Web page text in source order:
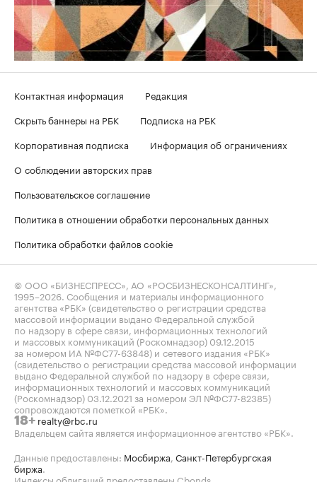
Контактная информация
Редакция
Скрыть баннеры на РБК
Подписка на РБК
Корпоративная подписка
Информация об ограничениях
О соблюдении авторских прав
Пользовательское соглашение
Политика в отношении обработки персональных данных
Политика обработки файлов cookie
© ООО «БИЗНЕСПРЕСС», АО «РОСБИЗНЕСКОНСАЛТИНГ»,
1995–2026 . Сообщения и материалы информационного
агентства «РБК» (свидетельство о регистрации средства
массовой информации выдано Федеральной службой
по надзору в сфере связи, информационных технологий
и массовых коммуникаций (Роскомнадзор) 09.12.2015
за номером ИА №ФС77-63848) и сетевого издания «РБК»
(свидетельство о регистрации средства массовой информации
выдано Федеральной службой по надзору в сфере связи,
информационных технологий и массовых коммуникаций
(Роскомнадзор) 03.12.2021 за номером ЭЛ №ФС77-82385)
сопровождаются пометкой «РБК».
18+ realty@rbc.ru
Владельцем сайта является информационное агентство «РБК».
Данные предоставлены: Мосбиржа Санкт-Петербургская
биржа
Индексы облигаций предоставлены Cbonds.